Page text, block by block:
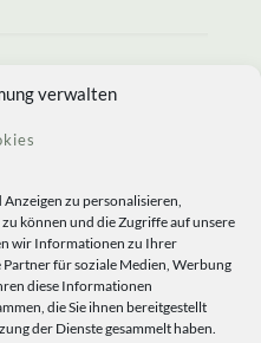
verwalten
zu personalisieren,
können und die Zugriffe auf unsere
wir Informationen zu Ihrer
für soziale Medien, Werbung
diese Informationen
die Sie ihnen bereitgestellt
der Dienste gesammelt haben.